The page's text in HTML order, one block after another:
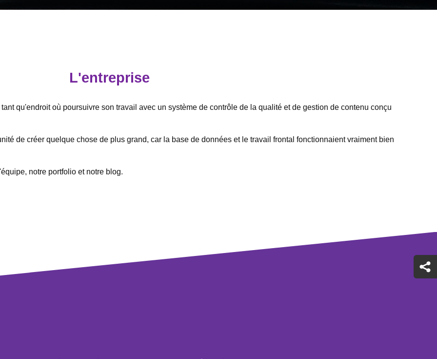
L'entreprise
qu'endroit où poursuivre son travail avec un système de contrôle de la qualité et de gestion de contenu conçu
de créer quelque chose de plus grand, car la base de données et le travail frontal fonctionnaient vraiment bien
notre portfolio et notre blog.